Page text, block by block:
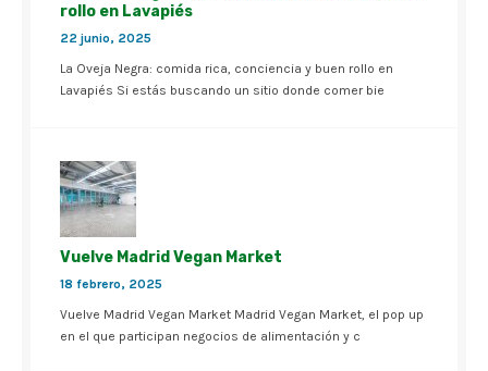
rollo en Lavapiés
22 junio, 2025
La Oveja Negra: comida rica, conciencia y buen rollo en
Lavapiés Si estás buscando un sitio donde comer bie
Vuelve Madrid Vegan Market
18 febrero, 2025
Vuelve Madrid Vegan Market Madrid Vegan Market, el pop up
en el que participan negocios de alimentación y c